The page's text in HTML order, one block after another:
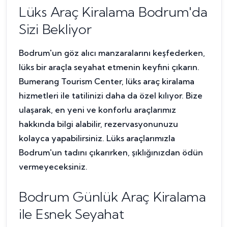
Lüks Araç Kiralama Bodrum'da
Sizi Bekliyor
Bodrum'un göz alıcı manzaralarını keşfederken,
lüks bir araçla seyahat etmenin keyfini çıkarın.
Bumerang Tourism Center, lüks araç kiralama
hizmetleri ile tatilinizi daha da özel kılıyor. Bize
ulaşarak, en yeni ve konforlu araçlarımız
hakkında bilgi alabilir, rezervasyonunuzu
kolayca yapabilirsiniz. Lüks araçlarımızla
Bodrum'un tadını çıkarırken, şıklığınızdan ödün
vermeyeceksiniz.
Bodrum Günlük Araç Kiralama
ile Esnek Seyahat